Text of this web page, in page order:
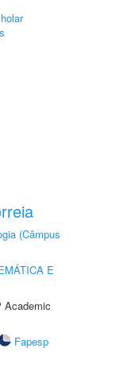
(Câmpus
E
Academic
Fapesp